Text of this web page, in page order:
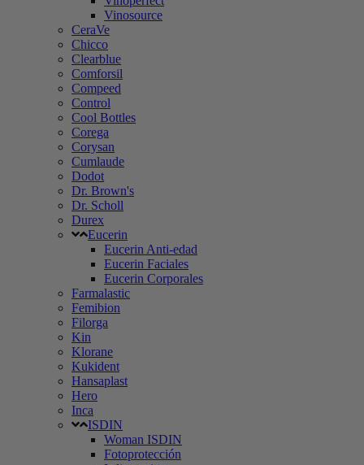
Vinosource
CeraVe
Chicco
Clearblue
Comforsil
Compeed
Control
Cool Bottles
Corega
Corysan
Cumlaude
Dodot
Dr. Brown's
Dr. Scholl
Durex
Eucerin
Eucerin Anti-edad
Eucerin Faciales
Eucerin Corporales
Farmalastic
Femibion
Filorga
Kin
Klorane
Kukident
Hansaplast
Hero
Inca
ISDIN
Woman ISDIN
Fotoprotección